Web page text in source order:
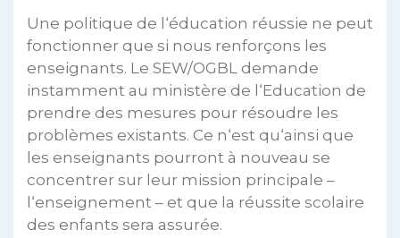
Une politique de l‘éducation réussie ne peut
fonctionner que si nous renforçons les
enseignants. Le SEW/OGBL demande
instamment au ministère de l‘Education de
prendre des mesures pour résoudre les
problèmes existants. Ce n‘est qu‘ainsi que
les enseignants pourront à nouveau se
concentrer sur leur mission principale –
l‘enseignement – et que la réussite scolaire
des enfants sera assurée.